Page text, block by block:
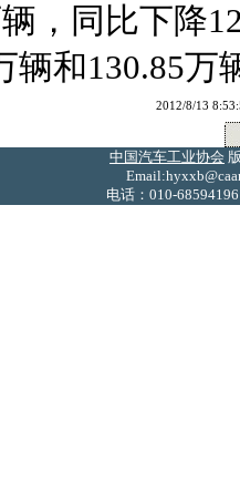
，同比下降
辆和130.85万
2012/8/13
中国汽车工业协会
电话：010-